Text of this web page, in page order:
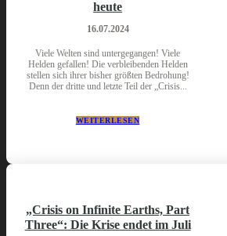
heute
16.07.2024
Viele Welten sind untergegangen! Viele
Helden gefallen! Die verbleibenden Helden
stellen sich ihrer bisher größten Bedrohung!
Denn der dritte und letzte Teil der „Crisis...
WEITERLESEN
„Crisis on Infinite Earths, Part
Three“: Die Krise endet im Juli